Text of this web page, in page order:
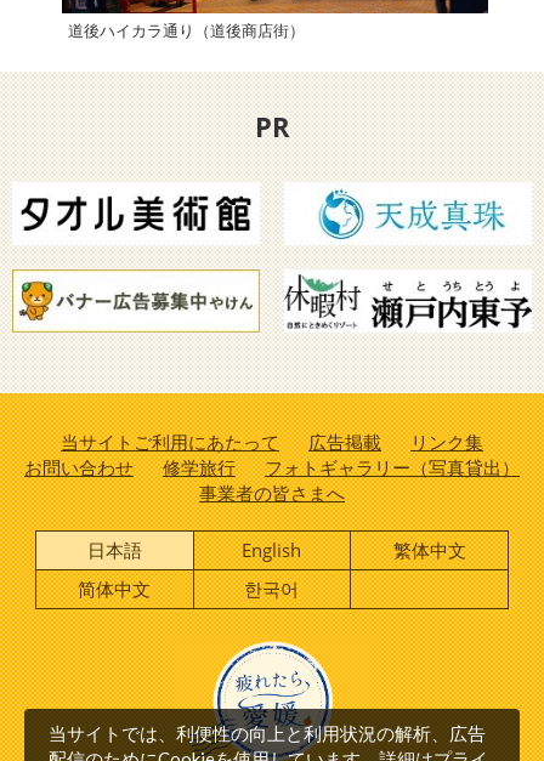
道後ハイカラ通り（道後商店街）
PR
当サイトご利用にあたって 広告掲載
リンク集
お問い合わせ
修学旅行
フォトギャラリー（写真貸出）
事業者の皆さまへ
日本語 English
繁体中文
简体中文
한국어
当サイトでは、利便性の向上と利用状況の解析、広告